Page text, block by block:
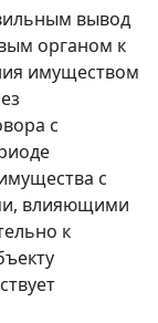
вывод
органом к
имуществом
с
с
влияющими
к